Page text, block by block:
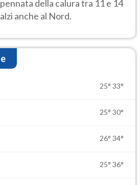
della calura tra 11 e 14
anche al Nord.
25° 33°
25° 30°
26° 34°
25° 36°